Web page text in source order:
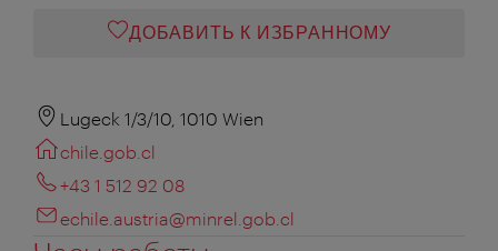
ДОБАВИТЬ К ИЗБРАННОМУ
Lugeck 1/3/10, 1010 Wien
chile.gob.cl
+43 1 512 92 08
echile.austria@minrel.gob.cl